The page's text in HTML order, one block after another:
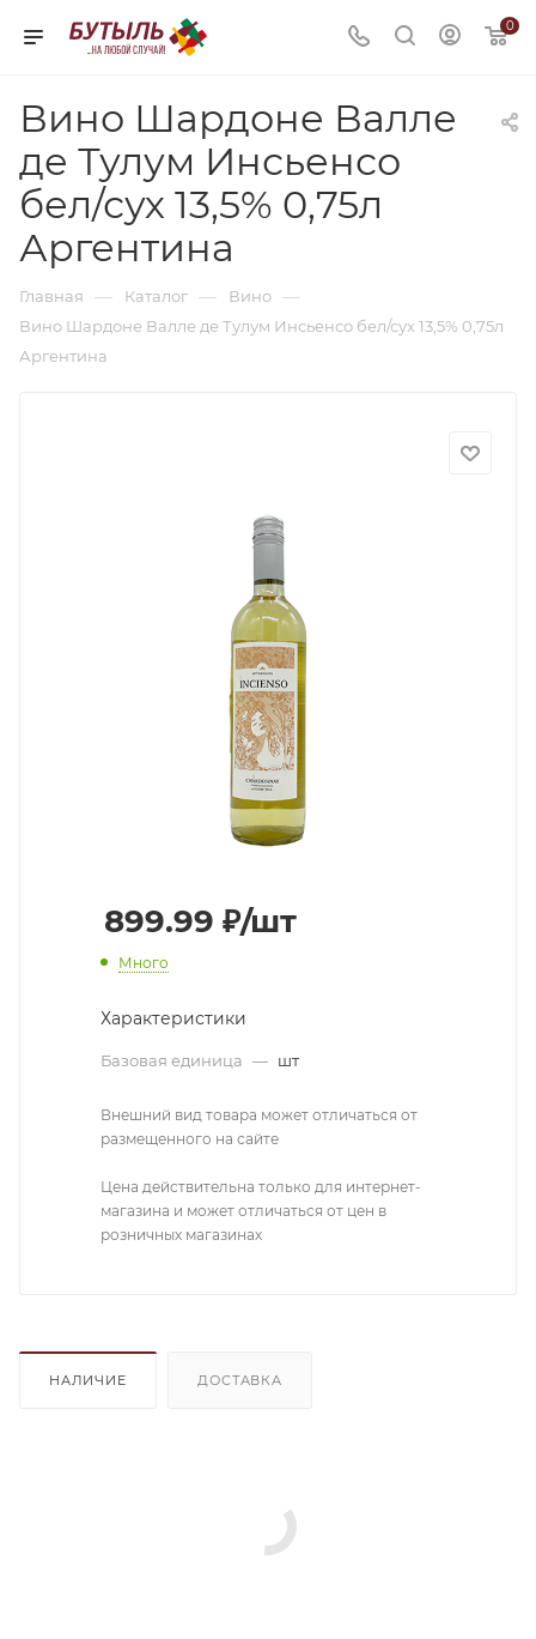
0
Вино Шардоне Валле
де Тулум Инсьенсо
бел/сух 13,5% 0,75л
Аргентина
Главная — Каталог — Вино —
Вино Шардоне Валле де Тулум Инсьенсо бел/сух 13,5% 0,75л
Аргентина
899.99 ₽/шт
Много
Характеристики
Базовая единица — шт
Внешний вид товара может отличаться от
размещенного на сайте
Цена действительна только для интернет-
магазина и может отличаться от цен в
розничных магазинах
НАЛИЧИЕ ДОСТАВКА